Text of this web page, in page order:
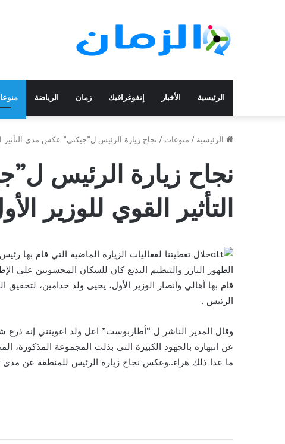
الرئيسية الأخبار إنفوغرافيك زمان الرياضة
الرئيسية / منوعات / نجاح زيارة الرئيس ل”جيكَني” عكس مدى التأثير
نجاح زيارة الرئيس
التأثير القوي للوزير
خلال تغطيتنا لفعاليات الزيارة الماضية التي قام بها
الظهور البارز والتنظيم البديع كان للسكان المحسوبين على
قام بها أهالي وأنصار الوزير الأول، يحيى ولد حدامين،
الرئيس .
وقال المدير الناشر ل “أطاربوست” اعل ولد اعوينني إنه
عن انبهاره بالجهود الكبيرة التي بذلت المجموعة المذكورة،
ما عدا ذلك هراء..وعكس نجاح زيارة الرئيس للمنطقة عن مدى